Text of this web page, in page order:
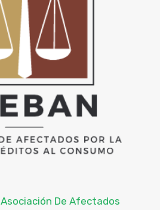
Asociación De Afectados